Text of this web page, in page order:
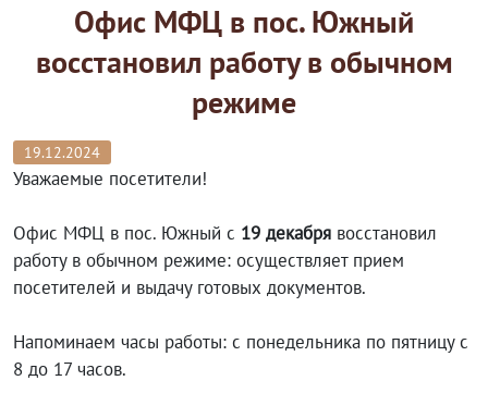
Офис МФЦ в пос. Южный
восстановил работу в обычном
режиме
19.12.2024
Уважаемые посетители!
Офис МФЦ в пос. Южный с 19 декабря восстановил
работу в обычном режиме: осуществляет прием
посетителей и выдачу готовых документов.
Напоминаем часы работы: с понедельника по пятницу с
8 до 17 часов.